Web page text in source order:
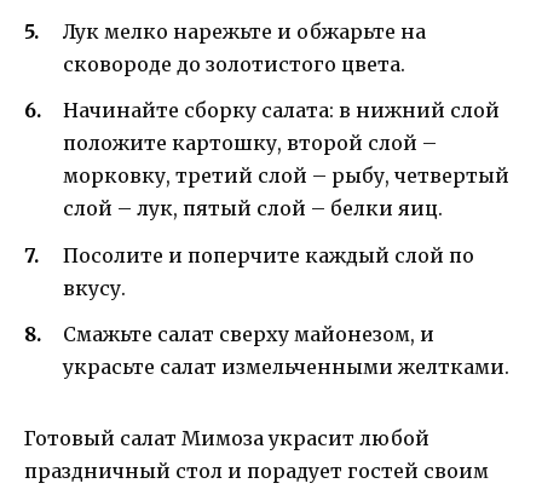
Лук мелко нарежьте и обжарьте на
сковороде до золотистого цвета.
Начинайте сборку салата: в нижний слой
положите картошку, второй слой –
морковку, третий слой – рыбу, четвертый
слой – лук, пятый слой – белки яиц.
Посолите и поперчите каждый слой по
вкусу.
Смажьте салат сверху майонезом, и
украсьте салат измельченными желтками.
Готовый салат Мимоза украсит любой
праздничный стол и порадует гостей своим